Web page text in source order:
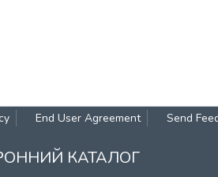
End User Agreement Send
КАТАЛОГ